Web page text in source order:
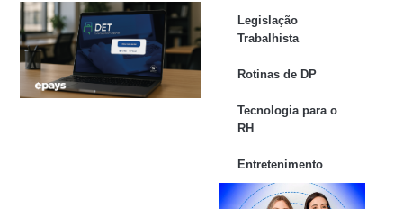
Legislação
Trabalhista
Rotinas de DP
Tecnologia para o
RH
Entretenimento